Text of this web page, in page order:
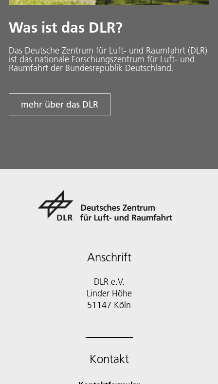
Was ist das DLR?
Das Deutsche Zentrum für Luft- und Raumfahrt (DLR)
ist das nationale Forschungszentrum für Luft- und
Raumfahrt der Bundesrepublik Deutschland.
mehr über das DLR
Anschrift
DLR e.V.
Linder Höhe
51147 Köln
Kontakt